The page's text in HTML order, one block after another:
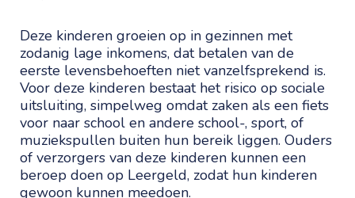
Deze kinderen groeien op in gezinnen met
zodanig lage inkomens, dat betalen van de
eerste levensbehoeften niet vanzelfsprekend is.
Voor deze kinderen bestaat het risico op sociale
uitsluiting, simpelweg omdat zaken als een fiets
voor naar school en andere school-, sport, of
muziekspullen buiten hun bereik liggen. Ouders
of verzorgers van deze kinderen kunnen een
beroep doen op Leergeld, zodat hun kinderen
gewoon kunnen meedoen.